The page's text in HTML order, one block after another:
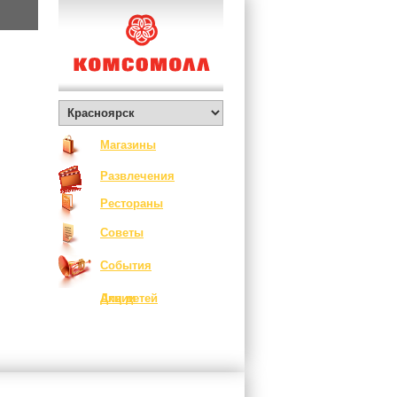
Магазины
Развлечения
Рестораны
Советы
События
Акции
Для детей